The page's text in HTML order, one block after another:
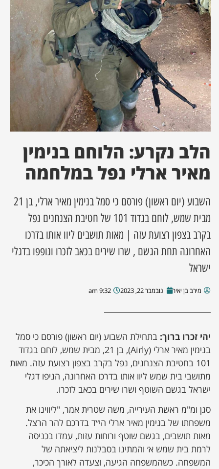
מסע מלחמה
השבוע
מקומית
עסקים
הלב נקרע: הלוחם בנימין
מאיר ארלי נפל במלחמה
השבוע (יום ראשון) פורסם כי סמל בנימין מאיר ארלי, בן 21
מבית שמש, לוחם בגדוד 101 של חטיבת הצנחנים נפל
בקרב בצפון רצועת עזה | מאות תושבים ליוו אותו בדרכו
האחרונה תחת הגשם , שרו שירים בכאב לזכרו ונופפו בדגלי
ישראל
מירב בן יאיר נובמבר 22, 2023 9:32 am
יהי זכרו ברוך: בתחילת השבוע (יום ראשון) פורסם כי סמל
בנימין מאיר ארלי (Airly), בן 21, מבית שמש, לוחם בגדוד
101 בחטיבת הצנחנים, נפל בקרב בצפון רצועת עזה. מאות
מתושבי בית שמש ליוו אותו בדרכו האחרונה, הניפו דגלי
ישראל בגשם השוטף ושרו שירים בכאב לזכרו.
סגן ומ"מ ראשת העירייה, משה שטרית אמר, "ליווינו את
משפחתו של בנימין מאיר ארלי הי״ד בדרכם להר הרצל.
מאות תושבים, בגשם שוטף ורוחות עזות, עמדו בכניסה
לרמת בית שמש א׳ והמתינו בסבלנות ליציאתה של
המשפחה. כשהמשפחה הגיעה, וצעדה לאורך הכיכר,